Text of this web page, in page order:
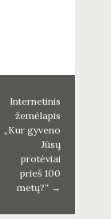
Internetinis
žemėlapis
„Kur gyveno
Jūsų
protėviai
prieš 100
metų?“ →